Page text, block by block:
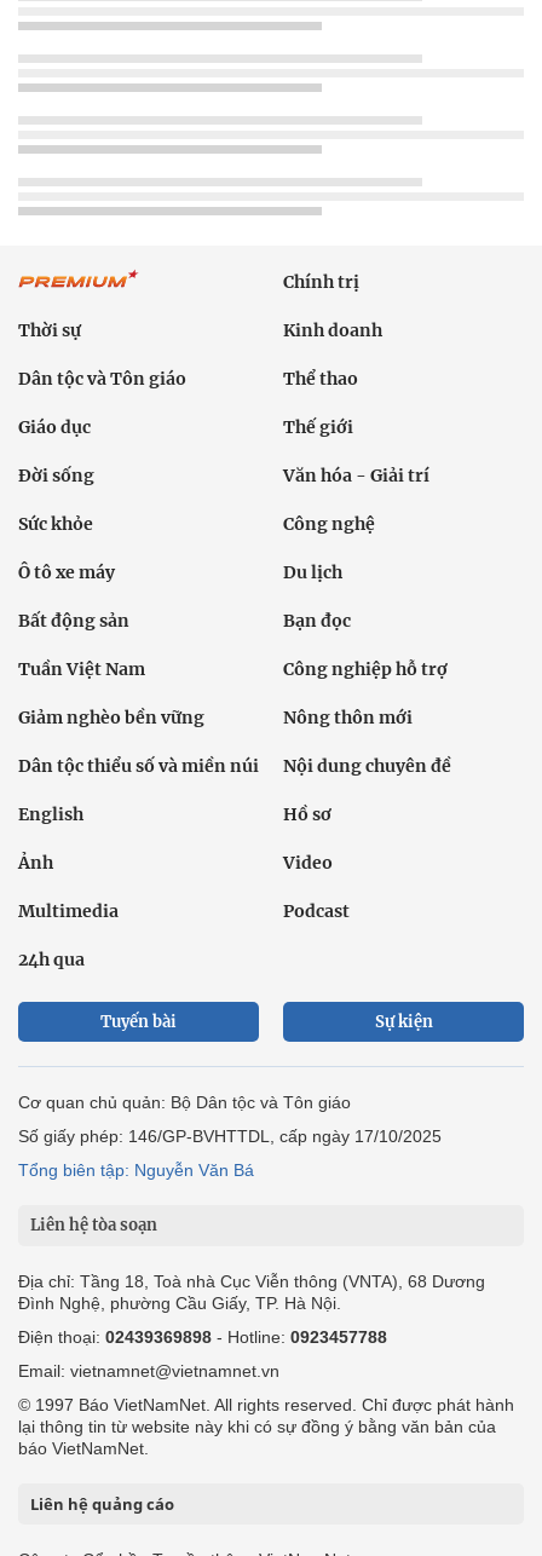
Chính trị
Thời sự Kinh doanh
Dân tộc và Tôn giáo Thể thao
Giáo dục Thế giới
Đời sống Văn hóa - Giải trí
Sức khỏe Công nghệ
Ô tô xe máy Du lịch
Bất động sản Bạn đọc
Tuần Việt Nam Công nghiệp hỗ trợ
Giảm nghèo bền vững Nông thôn mới
Dân tộc thiểu số và miền núi Nội dung chuyên đề
English Hồ sơ
Ảnh Video
Multimedia Podcast
24h qua
Tuyến bài Sự kiện
Cơ quan chủ quản: Bộ Dân tộc và Tôn giáo
Số giấy phép: 146/GP-BVHTTDL, cấp ngày 17/10/2025
Tổng biên tập: Nguyễn Văn Bá
Liên hệ tòa soạn
Địa chỉ: Tầng 18, Toà nhà Cục Viễn thông (VNTA), 68 Dương
Đình Nghệ, phường Cầu Giấy, TP. Hà Nội.
Điện thoại: 02439369898 - Hotline: 0923457788
Email: vietnamnet@vietnamnet.vn
© 1997 Báo VietNamNet. All rights reserved. Chỉ được phát hành
lại thông tin từ website này khi có sự đồng ý bằng văn bản của
báo VietNamNet.
Liên hệ quảng cáo